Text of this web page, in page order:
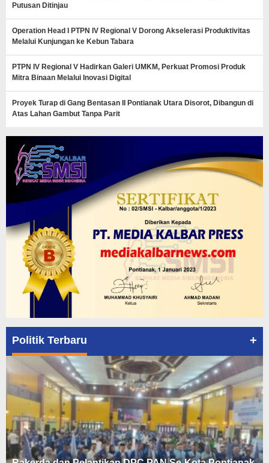
Putusan Ditinjau
Operation Head I PTPN IV Regional V Dorong Akselerasi Produktivitas
Melalui Kunjungan ke Kebun Tabara
PTPN IV Regional V Hadirkan Galeri UMKM, Perkuat Promosi Produk
Mitra Binaan Melalui Inovasi Digital
Proyek Turap di Gang Bentasan II Pontianak Utara Disorot, Dibangun di
Atas Lahan Gambut Tanpa Parit
Politik Terbaru +